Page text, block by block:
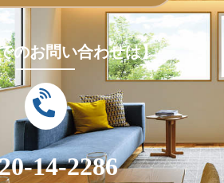
のお問い合わせは】
14-2286